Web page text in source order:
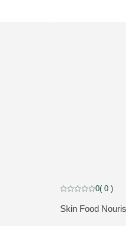
hodnoceno 20 zákazníky
ZOBRAZIT
Skin Food
Aktuální 0( 0 )